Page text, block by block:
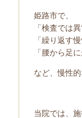
姫路市で、
「検査では
「繰り返す
「腰から足
など、慢性
当院では、